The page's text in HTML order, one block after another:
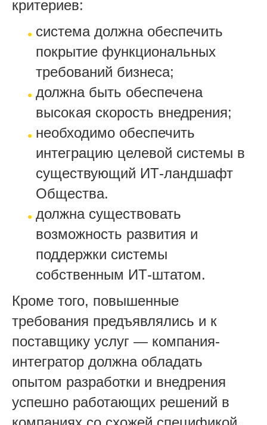
критериев:
система должна обеспечить
покрытие функциональных
требований бизнеса;
должна быть обеспечена
высокая скорость внедрения;
необходимо обеспечить
интеграцию целевой системы в
существующий ИТ-ландшафт
Общества.
должна существовать
возможность развития и
поддержки системы
собственным ИТ-штатом.
Кроме того, повышенные
требования предъявлялись и к
поставщику услуг — компания-
интегратор должна обладать
опытом разработки и внедрения
успешно работающих решений в